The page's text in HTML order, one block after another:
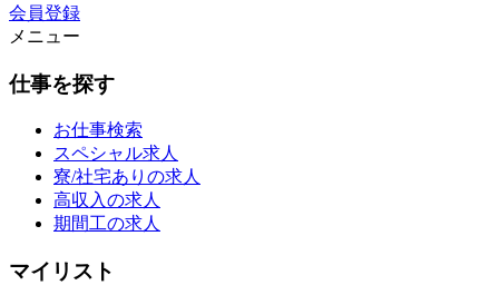
会員登録
メニュー
仕事を探す
お仕事検索
スペシャル求人
寮/社宅ありの求人
高収入の求人
期間工の求人
マイリスト